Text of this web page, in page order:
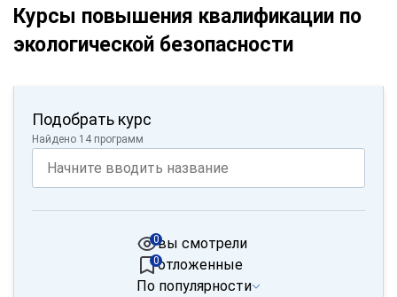
Курсы повышения квалификации по
экологической безопасности
Подобрать курс
Найдено 14 программ
вы смотрели
0
отложенные
0
По популярности